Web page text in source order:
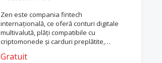
Zen este compania fintech
internațională, ce oferă conturi digitale
multivalută, plăți compatibile cu
criptomonede și carduri preplătite,
Gratuit